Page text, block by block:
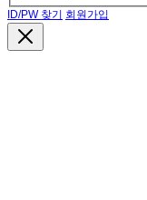
ID/PW 찾기 회원가입